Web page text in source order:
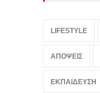
LIFESTYLE
ΑΠΟΨΕΙΣ
ΕΚΠΑΙΔΕΥΣΗ